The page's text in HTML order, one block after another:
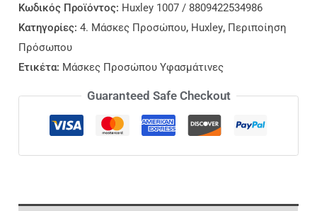
Κωδικός Προϊόντος: Huxley 1007 / 8809422534986
Κατηγορίες:4. Μάσκες Προσώπου, Huxley, Περιποίηση
Πρόσωπου
Ετικέτα: Μάσκες Προσώπου Υφασμάτινες
Guaranteed Safe Checkout